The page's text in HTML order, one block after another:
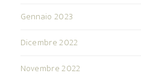
Gennaio 2023
Dicembre 2022
Novembre 2022